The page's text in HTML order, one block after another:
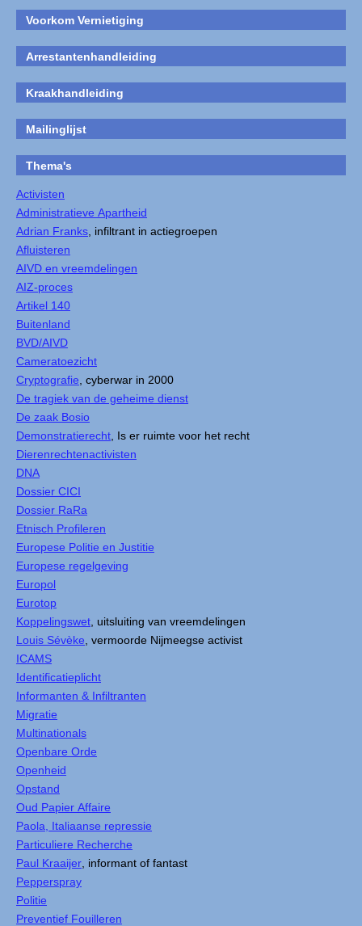
Voorkom Vernietiging
Arrestantenhandleiding
Kraakhandleiding
Mailinglijst
Thema's
Activisten
Administratieve Apartheid
Adrian Franks , infiltrant in actiegroepen
Afluisteren
AIVD en vreemdelingen
AIZ-proces
Artikel 140
Buitenland
BVD/AIVD
Cameratoezicht
Cryptografie , cyberwar in 2000
De tragiek van de geheime dienst
De zaak Bosio
Demonstratierecht , Is er ruimte voor het recht
Dierenrechtenactivisten
DNA
Dossier CICI
Dossier RaRa
Etnisch Profileren
Europese Politie en Justitie
Europese regelgeving
Europol
Eurotop
Koppelingswet , uitsluiting van vreemdelingen
Louis Sévèke , vermoorde Nijmeegse activist
ICAMS
Identificatieplicht
Informanten & Infiltranten
Migratie
Multinationals
Openbare Orde
Openheid
Opstand
Oud Papier Affaire
Paola, Italiaanse repressie
Particuliere Recherche
Paul Kraaijer , informant of fantast
Pepperspray
Politie
Preventief Fouilleren